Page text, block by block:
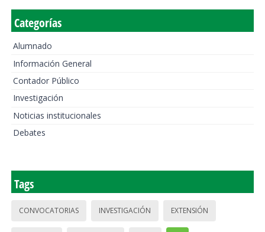
Categorías
Alumnado
Información General
Contador Público
Investigación
Noticias institucionales
Debates
Tags
CONVOCATORIAS INVESTIGACIÓN EXTENSIÓN